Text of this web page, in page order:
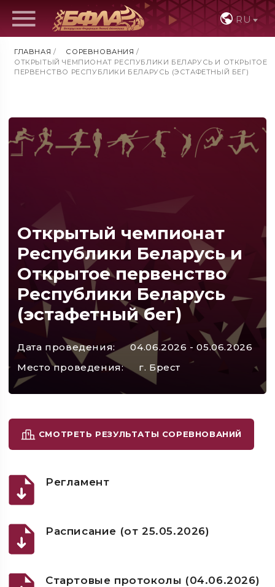
RU
ГЛАВНАЯ / СОРЕВНОВАНИЯ /
ОТКРЫТЫЙ ЧЕМПИОНАТ РЕСПУБЛИКИ БЕЛАРУСЬ И ОТКРЫТОЕ
ПЕРВЕНСТВО РЕСПУБЛИКИ БЕЛАРУСЬ (ЭСТАФЕТНЫЙ БЕГ)
Открытый чемпионат
Республики Беларусь и
Открытое первенство
Республики Беларусь
(эстафетный бег)
Дата проведения:
04.06.2026 - 05.06.2026
Место проведения:
г. Брест
СМОТРЕТЬ РЕЗУЛЬТАТЫ СОРЕВНОВАНИЙ
Регламент
Расписание (от 25.05.2026)
Стартовые протоколы (04.06.2026)